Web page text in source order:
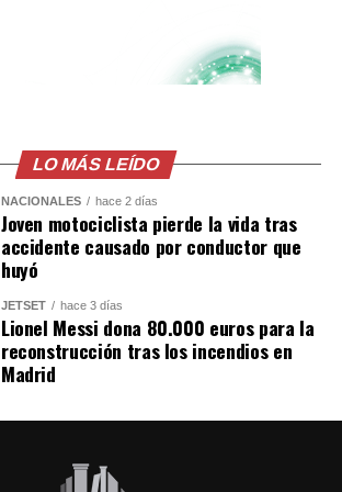
LO MÁS LEÍDO
NACIONALES hace 2 días
Joven motociclista pierde la vida tras
accidente causado por conductor que
huyó
JETSET hace 3 días
Lionel Messi dona 80.000 euros para la
reconstrucción tras los incendios en
Madrid